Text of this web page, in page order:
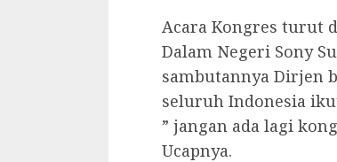
Acara Kongres turut
Dalam Negeri Sony
sambutannya Dirjen
seluruh Indonesia
” jangan ada lagi
Ucapnya.